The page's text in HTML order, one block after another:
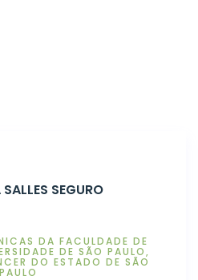
SEGURO
DA FACULDADE DE
DE SÃO PAULO,
DO ESTADO DE SÃO
PAULO